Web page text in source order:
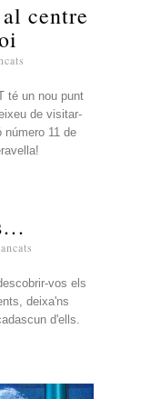
centre
punt
de
venta
al
té un nou punt
de visitar-
número 11 de
moments…
vos els
deixa'ns
d'ells.